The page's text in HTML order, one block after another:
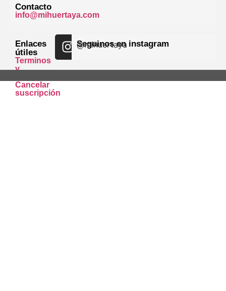
Contacto
info@mihuertaya.com
Enlaces
útiles
Terminos
y
Cancelar
suscripción
Seguinos en instagram
@mihuertaya